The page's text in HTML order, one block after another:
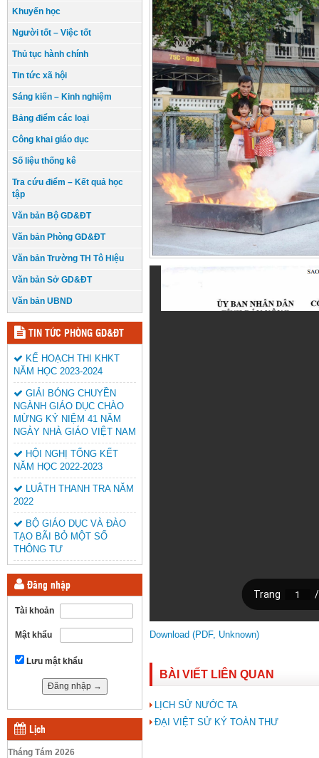
Khuyến học
Người tốt – Việc tốt
Thủ tục hành chính
Tin tức xã hội
Sáng kiến – Kinh nghiệm
Bảng điểm các loại
Công khai giáo dục
Số liệu thống kê
Tra cứu điểm – Kết quả học
tập
Văn bản Bộ GD&ĐT
Văn bản Phòng GD&ĐT
Văn bản Trường TH Tô Hiệu
Văn bản Sở GD&ĐT
Văn bản UBND
TIN TỨC PHÒNG GD&ĐT
KẾ HOẠCH THI KHKT
NĂM HỌC 2023-2024
GIẢI BÓNG CHUYỀN
NGÀNH GIÁO DỤC CHÀO
MỪNG KỶ NIỆM 41 NĂM
NGÀY NHÀ GIÁO VIỆT NAM
HỘI NGHỊ TỔNG KẾT
NĂM HỌC 2022-2023
LUÂTH THANH TRA NĂM
2022
BỘ GIÁO DỤC VÀ ĐÀO
TẠO BÃI BỎ MỘT SỐ
THÔNG TƯ
Đăng nhập
Tài khoản
Mật khẩu
Lưu mật khẩu
Lịch
Tháng Tám 2026
Download (PDF, Unknown)
BÀI VIẾT LIÊN QUAN
LỊCH SỬ NƯỚC TA
ĐẠI VIỆT SỬ KÝ TOÀN THƯ